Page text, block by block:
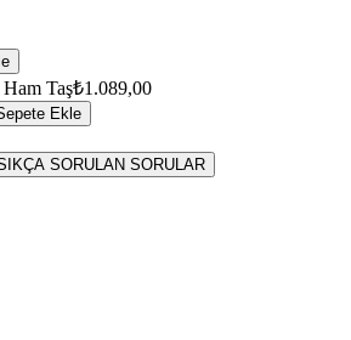
Taş₺1.089,00
Ekle
SORULAN SORULAR